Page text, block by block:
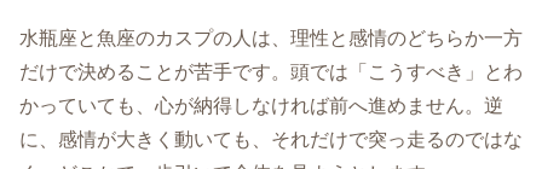
水瓶座と魚座のカスプの人は、理性と感情のどちらか一方
だけで決めることが苦手です。頭では「こうすべき」とわ
かっていても、心が納得しなければ前へ進めません。逆
に、感情が大きく動いても、それだけで突っ走るのではな